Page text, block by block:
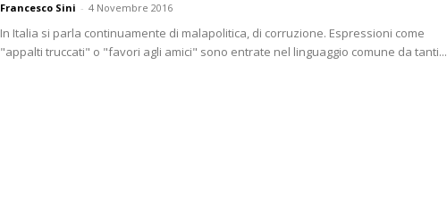
Francesco Sini - 4 Novembre 2016
In Italia si parla continuamente di malapolitica, di corruzione. Espressioni come
"appalti truccati" o "favori agli amici" sono entrate nel linguaggio comune da tanti...